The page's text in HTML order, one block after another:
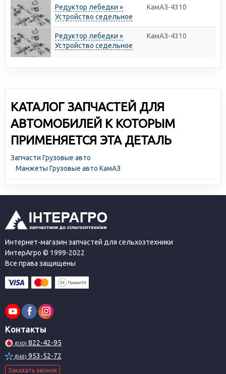
Редуктор лебедки »
Устройство седельное
КамАЗ-4310
Редуктор лебедки »
Устройство седельное
КамАЗ-4310
КАТАЛОГ ЗАПЧАСТЕЙ ДЛЯ
АВТОМОБИЛЕЙ К КОТОРЫМ
ПРИМЕНЯЕТСЯ ЭТА ДЕТАЛЬ
Запчасти Грузовые авто
Манжеты Грузовые авто КамАЗ
Интернет-магазин запчастей для сельхозтехники
ИнтерАгро © 1999-2022
Все права защищены
Контакты
(050) 822-42-95
(068) 953-52-72
Заказать звонок